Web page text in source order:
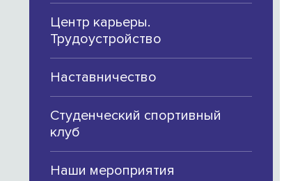
Центр карьеры.
Трудоустройство
Наставничество
Студенческий спортивный
клуб
Наши мероприятия